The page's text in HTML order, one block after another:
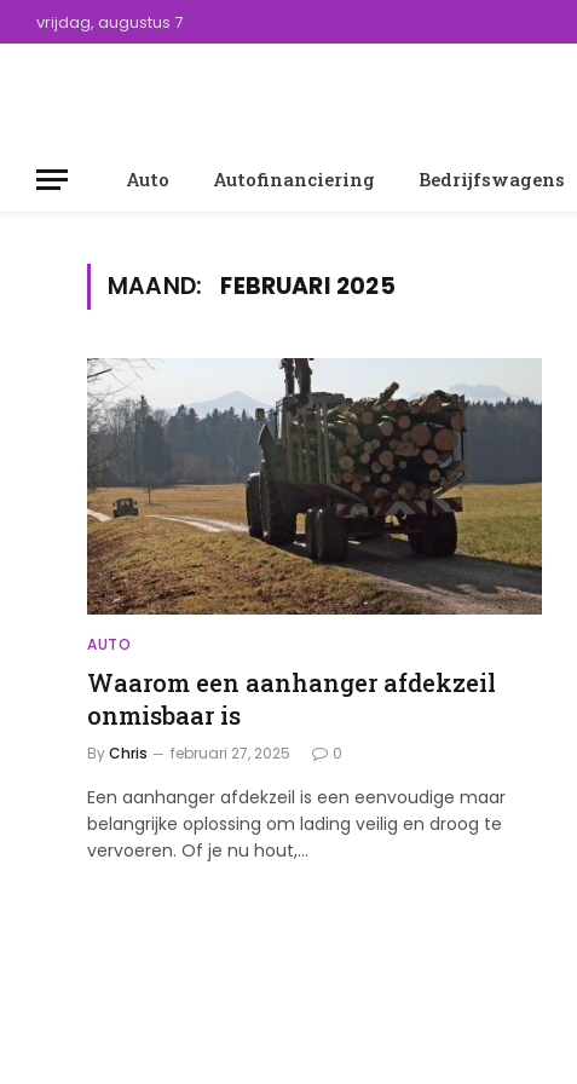
vrijdag, augustus 7
Auto Autofinanciering Bedrijfswagens
MAAND: FEBRUARI 2025
AUTO
Waarom een aanhanger afdekzeil
onmisbaar is
ByChris februari 27, 2025 0
Een aanhanger afdekzeil is een eenvoudige maar
belangrijke oplossing om lading veilig en droog te
vervoeren. Of je nu hout,…